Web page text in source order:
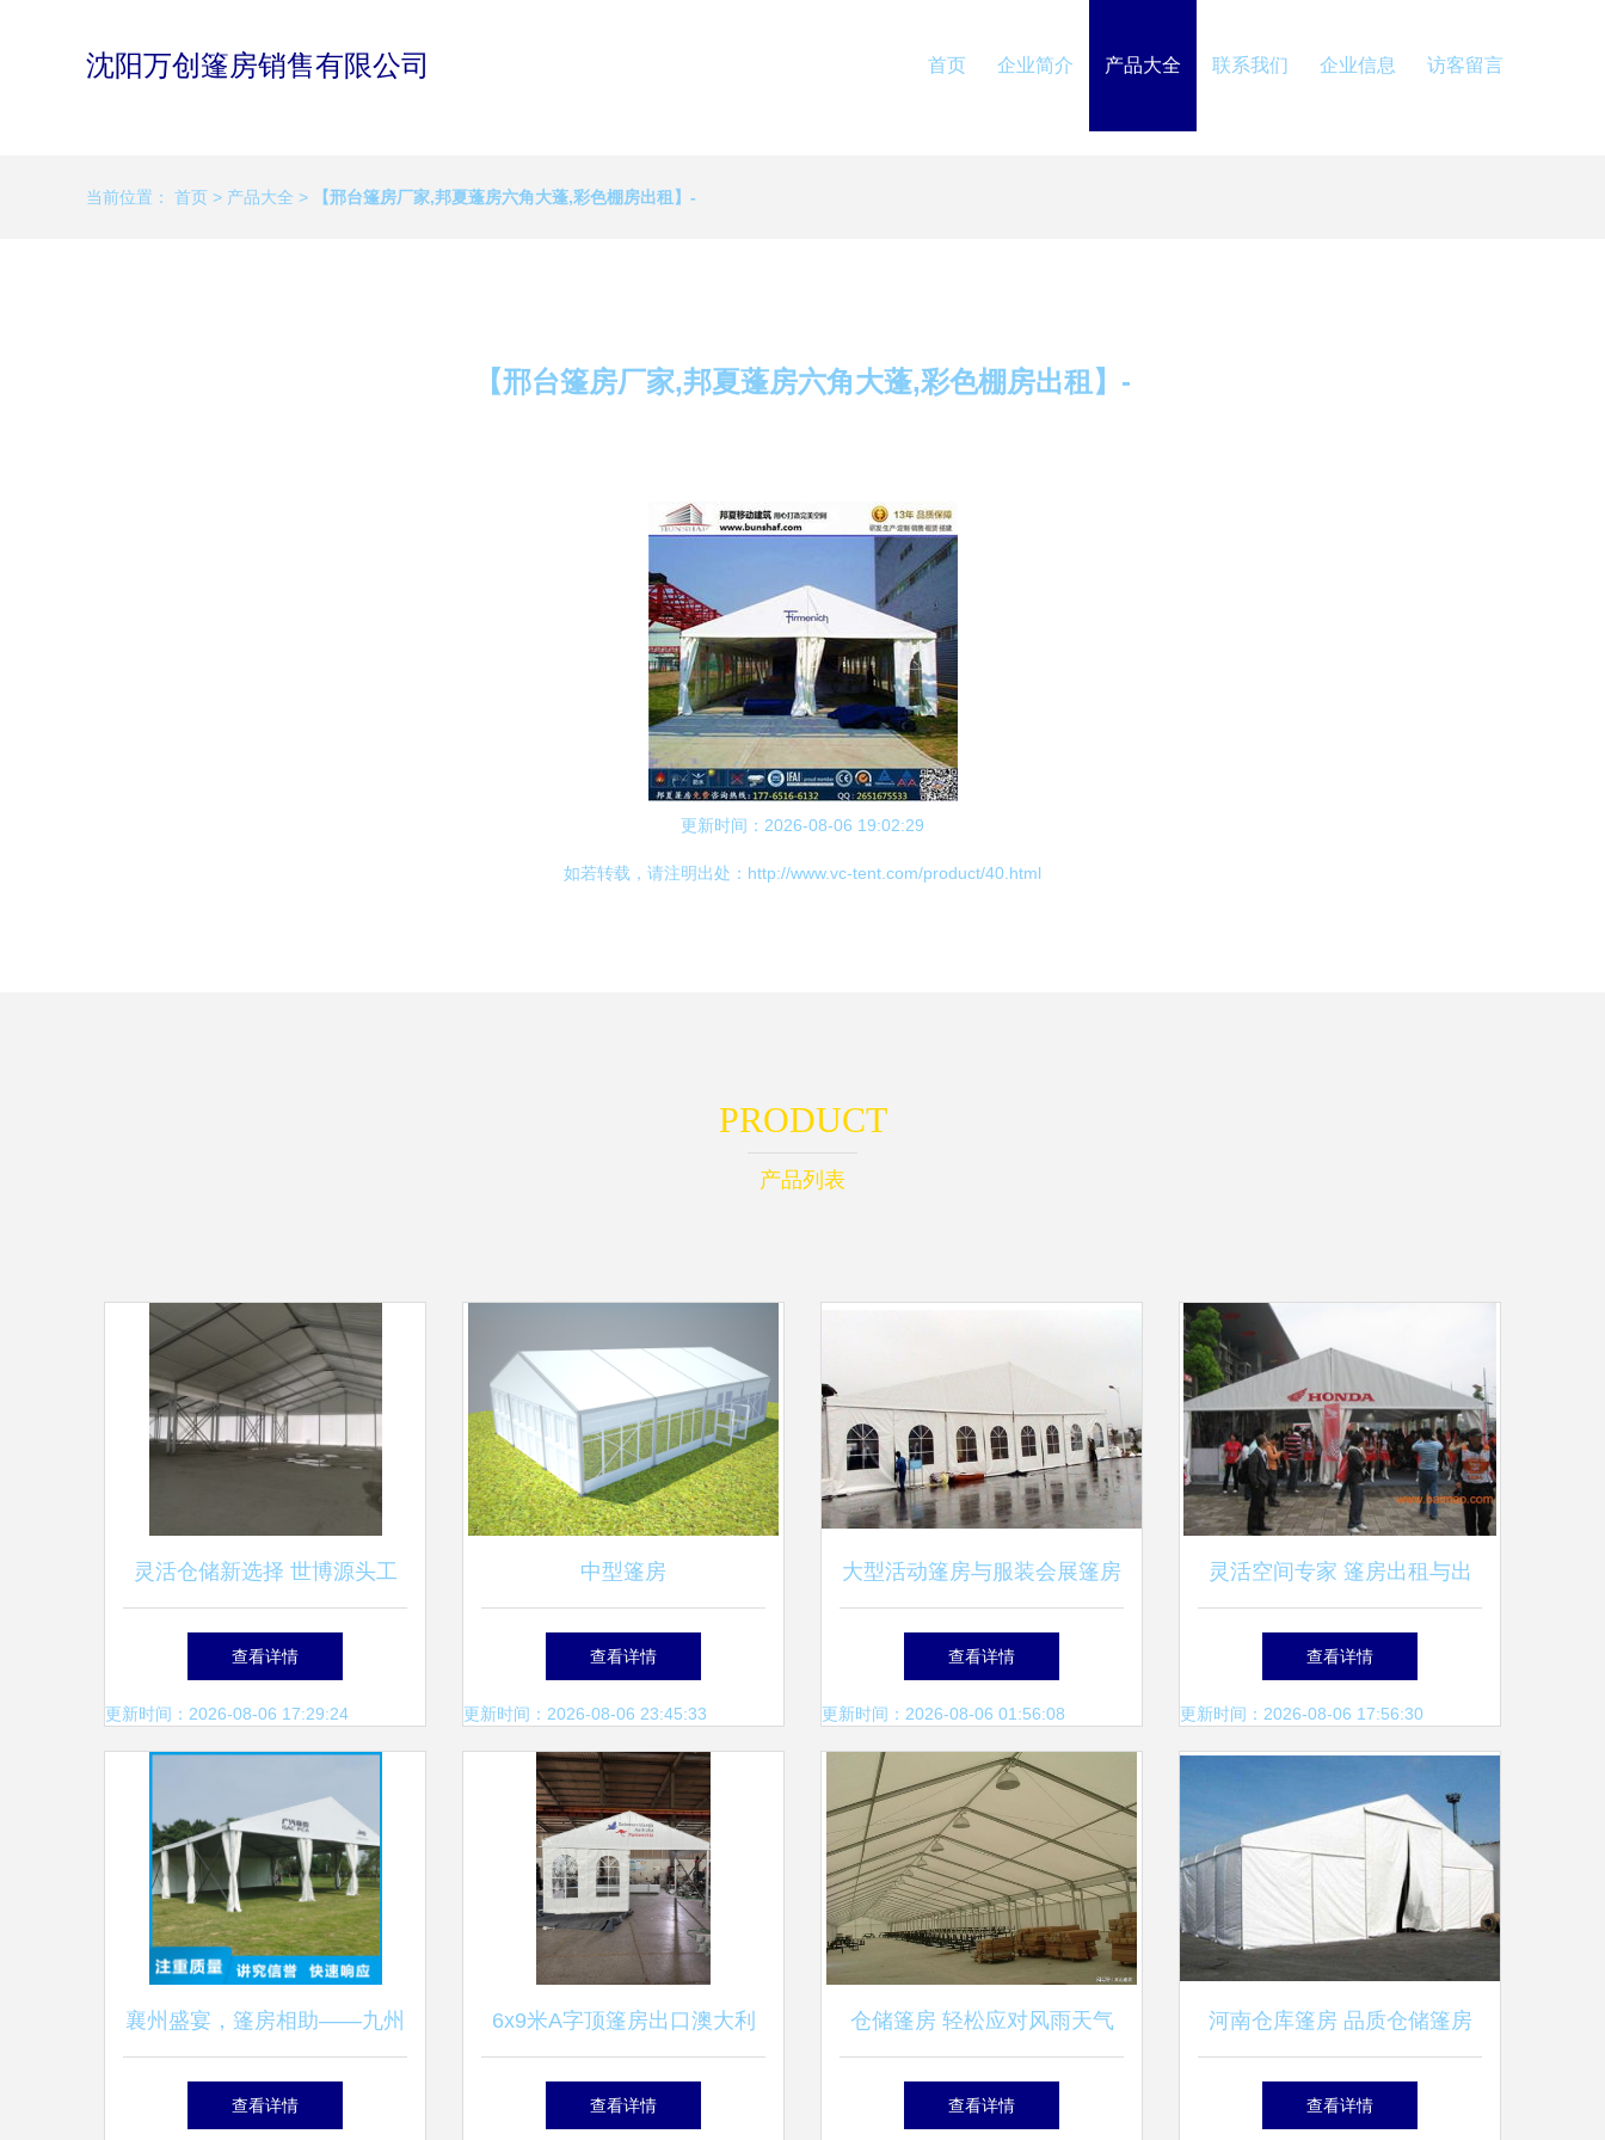
沈阳万创篷房销售有限公司 首页 企业简介 产品大全 联系我们 企业信息 访客留言
当前位置： 首页 > 产品大全 > 【邢台篷房厂家,邦夏蓬房六角大蓬,彩色棚房出租】-
【邢台篷房厂家,邦夏蓬房六角大蓬,彩色棚房出租】-
更新时间：2026-08-06 19:02:29
如若转载，请注明出处：http://www.vc-tent.com/product/40.html
PRODUCT
产品列表
灵活仓储新选择 世博源头工
厂篷房定制方案解析
查看详情
更新时间：2026-08-06 17:29:24
中型篷房
查看详情
更新时间：2026-08-06 23:45:33
大型活动篷房与服装会展篷房
广州篷房租赁与玉林篷房出租
的优势解析
查看详情
更新时间：2026-08-06 01:56:08
灵活空间专家 篷房出租与出
售指南
查看详情
更新时间：2026-08-06 17:56:30
襄州盛宴，篷房相助——九州
婚庆助力老河口市活动无忧
查看详情
6x9米A字顶篷房出口澳大利
亚的关键要点与市场分析
查看详情
仓储篷房 轻松应对风雨天气
的实用利器
查看详情
河南仓库篷房 品质仓储篷房
当选通创帐篷
查看详情